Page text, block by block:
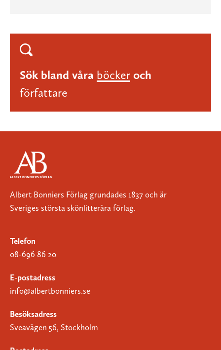
Sök bland våra böcker och
författare
Albert Bonniers Förlag grundades 1837 och är
Sveriges största skönlitterära förlag.
Telefon
08-696 86 20
E-postadress
info@albertbonniers.se
Besöksadress
Sveavägen 56, Stockholm